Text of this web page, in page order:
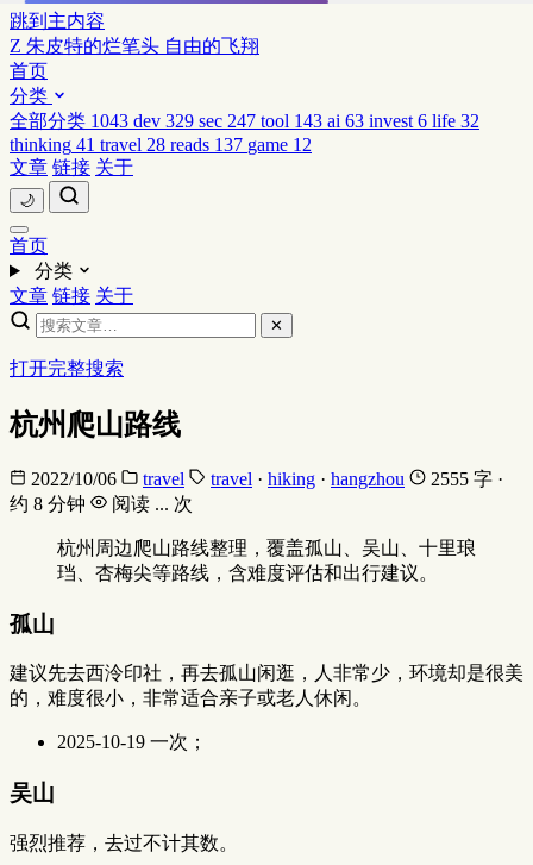
跳到主内容
Z 朱皮特的烂笔头 自由的飞翔
首页
分类
全部分类 1043 dev 329 sec 247 tool 143 ai 63 invest 6 life 32
thinking 41 travel 28 reads 137 game 12
文章 链接 关于
🌙
首页
分类
文章 链接 关于
✕
打开完整搜索
杭州爬山路线
2022/10/06 travel travel · hiking · hangzhou
2555 字 ·
约 8 分钟
阅读 ... 次
杭州周边爬山路线整理，覆盖孤山、吴山、十里琅
珰、杏梅尖等路线，含难度评估和出行建议。
孤山
建议先去西泠印社，再去孤山闲逛，人非常少，环境却是很美
的，难度很小，非常适合亲子或老人休闲。
2025-10-19 一次；
吴山
强烈推荐，去过不计其数。